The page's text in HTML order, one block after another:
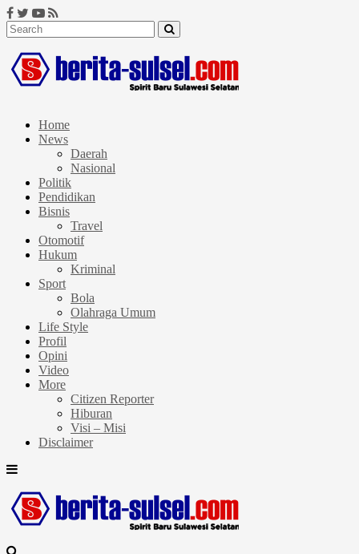
Home
News
Daerah
Nasional
Politik
Pendidikan
Bisnis
Travel
Otomotif
Hukum
Kriminal
Sport
Bola
Olahraga Umum
Life Style
Profil
Opini
Video
More
Citizen Reporter
Hiburan
Visi – Misi
Disclaimer